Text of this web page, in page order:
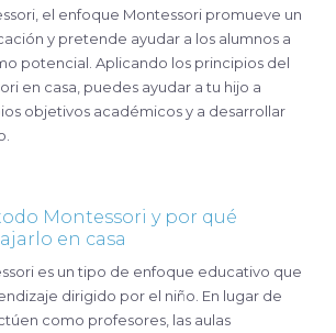
el enfoque Montessori promueve un
y pretende ayudar a los alumnos a
potencial. Aplicando los principios del
en casa, puedes ayudar a tu hijo a
objetivos académicos y a desarrollar
Montessori y por qué
en casa
es un tipo de enfoque educativo que
dirigido por el niño. En lugar de
como profesores, las aulas